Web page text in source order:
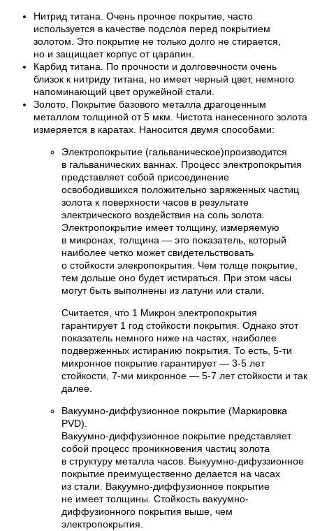
Нитрид титана. Очень прочное покрытие, часто
используется в качестве подслоя перед покрытием
золотом. Это покрытие не только долго не стирается,
но и защищает корпус от царапин.
Карбид титана. По прочности и долговечности очень
близок к нитриду титана, но имеет черный цвет, немного
напоминающий цвет оружейной стали.
Золото. Покрытие базового металла драгоценным
металлом толщиной от 5 мкм. Чистота нанесенного золота
измеряется в каратах. Наносится двумя способами:
Электропокрытие (гальваническое)производится
в гальванических ваннах. Процесс электропокрытия
представляет собой присоединение
освободившихся положительно заряженных частиц
золота к поверхности часов в результате
электрического воздействия на соль золота.
Электропокрытие имеет толщину, измеряемую
в микронах, толщина — это показатель, который
наиболее четко может свидетельствовать
о стойкости элекропокрытия. Чем толще покрытие,
тем дольше оно будет истираться. При этом часы
могут быть выполнены из латуни или стали.
Считается, что 1 Микрон электропокрытия
гарантирует 1 год стойкости покрытия. Однако этот
показатель немного ниже на частях, наиболее
подверженных истиранию покрытия. То есть, 5-ти
микронное покрытие гарантирует — 3-5 лет
стойкости, 7-ми микронное — 5-7 лет стойкости и так
далее.
Вакуумно-диффузионное покрытие (Маркировка
PVD).
Вакуумно-диффузионное покрытие представляет
собой процесс проникновения частиц золота
в структуру металла часов. Выкуумно-дифуззионное
покрытие преимущественно делается на часах
из стали. Вакуумно-диффузионное покрытие
не имеет толщины. Стойкость вакуумно-
диффузионного покрытия выше, чем
электропокрытия.